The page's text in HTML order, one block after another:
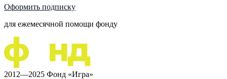
Оформить подписку
для ежемесячной помощи фонду
2012—2025 Фонд «Игра»